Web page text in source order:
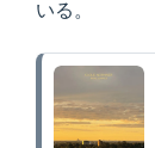
いる。